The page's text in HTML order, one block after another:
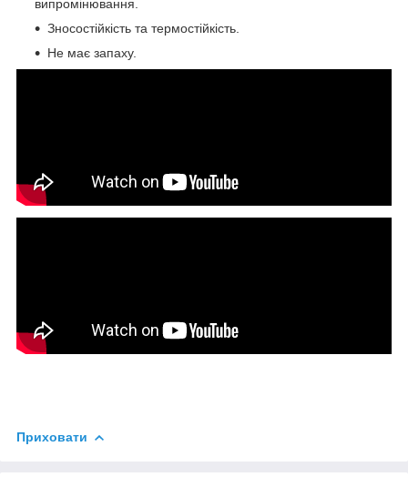
випромінювання.
Зносостійкість та термостійкість.
Не має запаху.
Приховати